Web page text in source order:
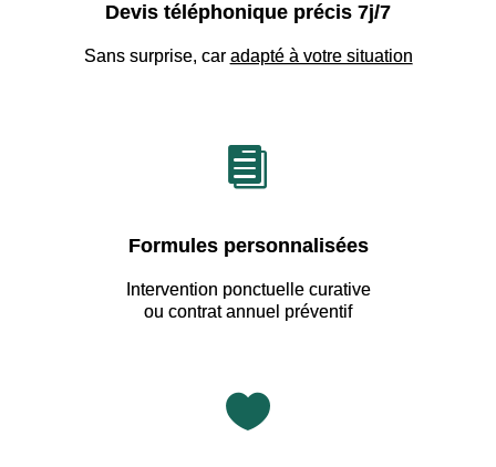
Devis téléphonique précis 7j/7
Sans surprise, car adapté à votre situation

Formules personnalisées
Intervention ponctuelle curative
ou contrat annuel préventif
